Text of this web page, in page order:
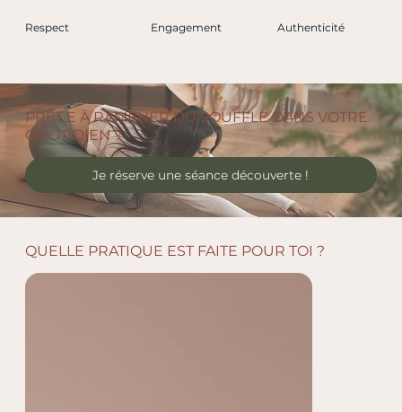
Respect Engagement Authenticité
PRÊT.E À RAMENER DU SOUFFLE DANS VOTRE
QUOTIDIEN ?
Je réserve une séance découverte !
QUELLE PRATIQUE EST FAITE POUR TOI ?